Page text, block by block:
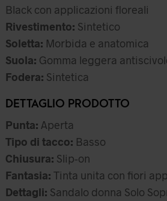
Black con applicazioni floreali
Rivestimento: Sintetico
Soletta: Morbida e anatomica
Suola: Gomma leggera
Fodera: Sintetica
DETTAGLIO PRODOTTO
Punta: Aperta
Tipo di tacco: Basso
Chiusura: Slip-on
Fantasia: Tinta unita con fiori
Dettagli: Sandalo donna Solo